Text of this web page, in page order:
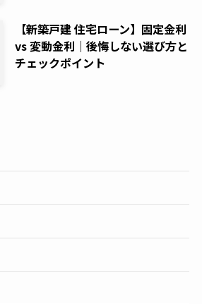
【新築戸建 住宅ローン】固定金利
vs 変動金利｜後悔しない選び方と
チェックポイント